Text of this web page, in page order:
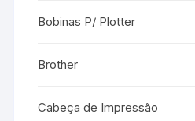
Bobinas P/ Plotter
Brother
Cabeça de Impressão